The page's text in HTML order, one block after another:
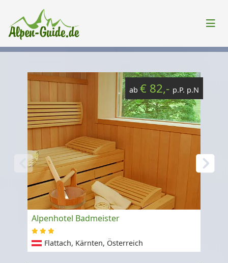
ab € 82,- p.P. p.N
Alpenhotel Badmeister
Flattach, Kärnten, Österreich